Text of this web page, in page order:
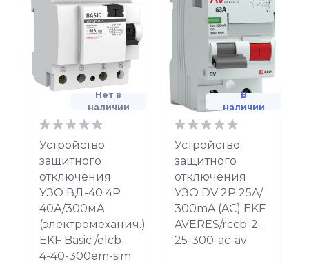
Нет в
наличии
Устройство
защитного
отключения
УЗО ВД-40 4P
40А/300мА
(электромеханич.)
EKF Basic /elcb-
4-40-300em-sim
В
наличии
Устройство
защитного
отключения
УЗО DV 2P 25A/
300mA (AC) EKF
AVERES/rccb-2-
25-300-ac-av